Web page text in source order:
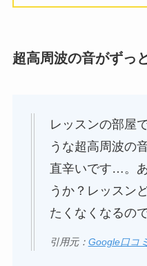
超高周波の音がずっ
レッスンの部屋
うな超高周波の
直辛いです…。
うか？レッスン
たくなくなるの
引用元： Google口コ